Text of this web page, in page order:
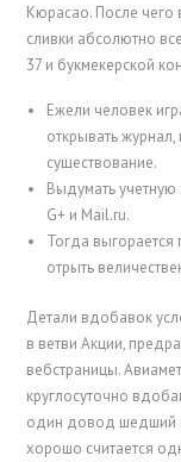
Кюрасао. После чего
сливки абсолютно
37 и букмекерской
Ежели человек
открывать
существование.
Выдумать
G+ и Mail.ru.
Тогда выгорается
отрыть
Детали вдобавок
в ветви Акции,
вебстраницы.
круглосуточно
один довод шедший
хорошо считается